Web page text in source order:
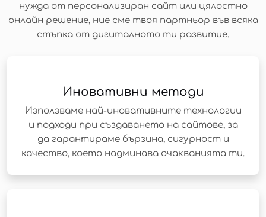
нужда от персонализиран сайт или цялостно
онлайн решение, ние сме твоя партньор във всяка
стъпка от дигиталното ти развитие.
Иновативни методи
Използваме най-иновативните технологии
и подходи при създаването на сайтове, за
да гарантираме бързина, сигурност и
качество, което надминава очакванията ти.